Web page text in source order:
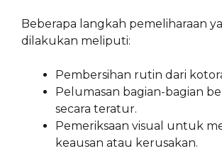
Beberapa langkah pemeliharaan
dilakukan meliputi:
Pembersihan rutin dari
Pelumasan bagian-bagian
secara teratur.
Pemeriksaan visual untuk
keausan atau kerusakan.